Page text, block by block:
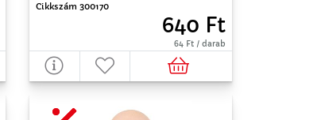
Cikkszám 300170
640 Ft
64 Ft / darab